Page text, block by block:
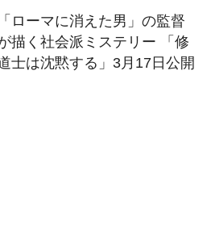
「ローマに消えた男」の監督
描く社会派ミステリー 「修
士は沈黙する」3月17日公開